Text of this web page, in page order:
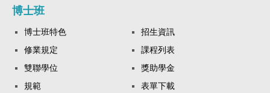
博士班
博士班特色
招生資訊
修業規定
課程列表
雙聯學位
獎助學金
規範
表單下載